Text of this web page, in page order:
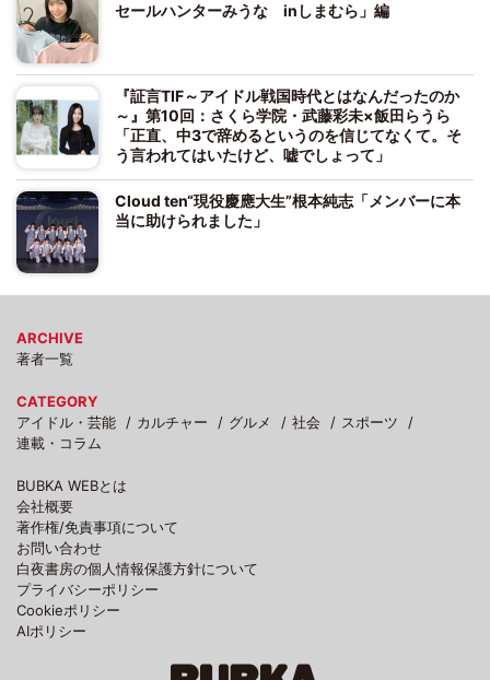
セールハンターみうな inしまむら」編
『証言TIF～アイドル戦国時代とはなんだったのか
～』第10回：さくら学院・武藤彩未×飯田らうら
「正直、中3で辞めるというのを信じてなくて。そ
う言われてはいたけど、嘘でしょって」
Cloud ten“現役慶應大生”根本純志「メンバーに本
当に助けられました」
ARCHIVE
著者一覧
CATEGORY
アイドル・芸能
カルチャー グルメ 社会
スポーツ
連載・コラム
BUBKA WEBとは
会社概要
著作権/免責事項について
お問い合わせ
白夜書房の個人情報保護方針について
プライバシーポリシー
Cookieポリシー
AIポリシー